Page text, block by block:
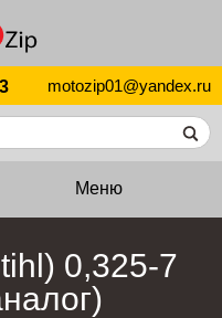
motozip01@yandex.ru
Меню
0,325-7